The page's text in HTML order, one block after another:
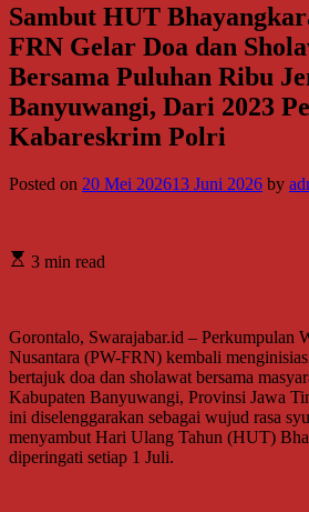
Sambut HUT
FRN Gelar Doa dan
Bersama Puluhan Ribu
Banyuwangi, Dari 2023
Kabareskrim Polri
Posted on 20 Mei 202613 Juni 2026 by
3 min read
Gorontalo, Swarajabar.id – Perkumpulan
Nusantara (PW-FRN) kembali
bertajuk doa dan sholawat bersama
Kabupaten Banyuwangi, Provinsi Jawa
ini diselenggarakan sebagai wujud rasa
menyambut Hari Ulang Tahun (HUT)
diperingati setiap 1 Juli.